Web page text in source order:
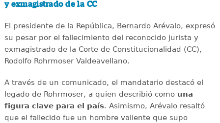
y exmagistrado de la CC
El presidente de la República, Bernardo Arévalo, expresó
su pesar por el fallecimiento del reconocido jurista y
exmagistrado de la Corte de Constitucionalidad (CC),
Rodolfo Rohrmoser Valdeavellano.
A través de un comunicado, el mandatario destacó el
legado de Rohrmoser, a quien describió comouna
figura clave para el país. Asimismo, Arévalo resaltó
que el fallecido fue un hombre valiente que supo